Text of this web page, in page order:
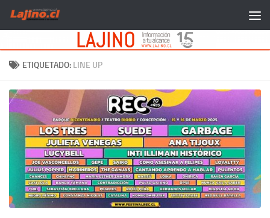
Saltar al contenido
ETIQUETADO: LINE UP